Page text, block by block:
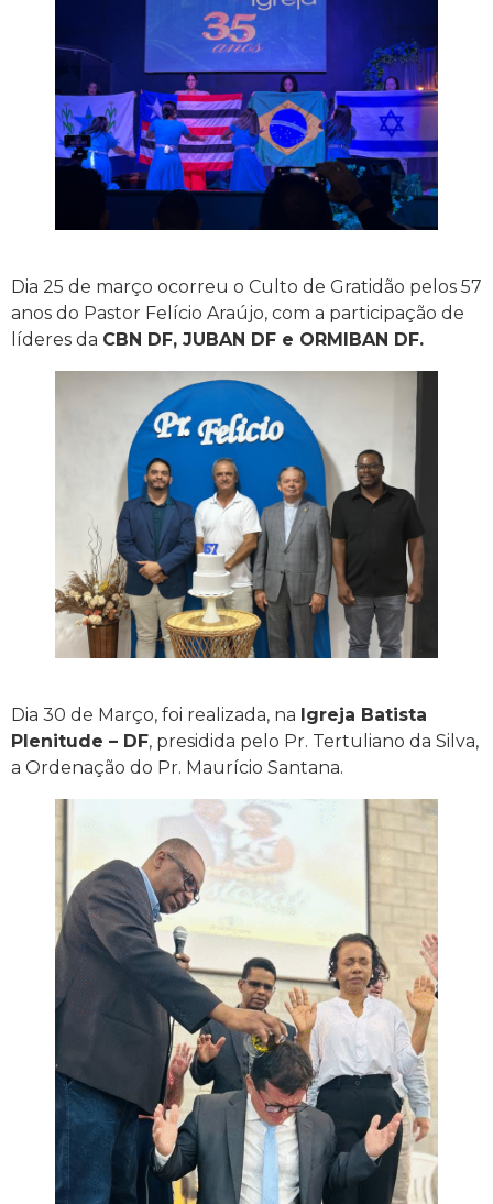
Dia 25 de março ocorreu o Culto de Gratidão pelos 57
anos do Pastor Felício Araújo, com a participação de
líderes da CBN DF, JUBAN DF e ORMIBAN DF.
Dia 30 de Março, foi realizada, na Igreja Batista
Plenitude – DF, presidida pelo Pr. Tertuliano da Silva,
a Ordenação do Pr. Maurício Santana.